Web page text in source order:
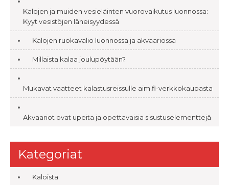
Kalojen ja muiden vesieläinten vuorovaikutus luonnossa:
Kyyt vesistöjen läheisyydessä
Kalojen ruokavalio luonnossa ja akvaariossa
Millaista kalaa joulupöytään?
Mukavat vaatteet kalastusreissulle aim.fi-verkkokaupasta
Akvaariot ovat upeita ja opettavaisia sisustuselementtejä
Kategoriat
Kaloista